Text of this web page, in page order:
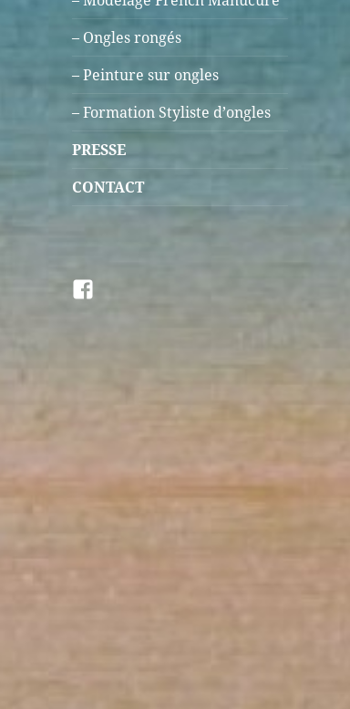
– Ongles rongés
– Peinture sur ongles
– Formation Styliste d’ongles
PRESSE
CONTACT
Facebook